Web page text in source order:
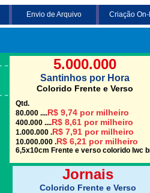
Envio de Arquivo Criação
5.000.000
Santinhos por Hora
Colorido Frente e Verso
Qtd.
80.000 ....R$ 9,74 por milheiro
400.000 ....R$ 8,61 por milheiro
1.000.000 .R$ 7,91 por milheiro
10.000.000 .R$ 6,21 por milheiro
6,5x10cm Frente e verso colorido lwc
Jornais
Colorido Frente e Verso